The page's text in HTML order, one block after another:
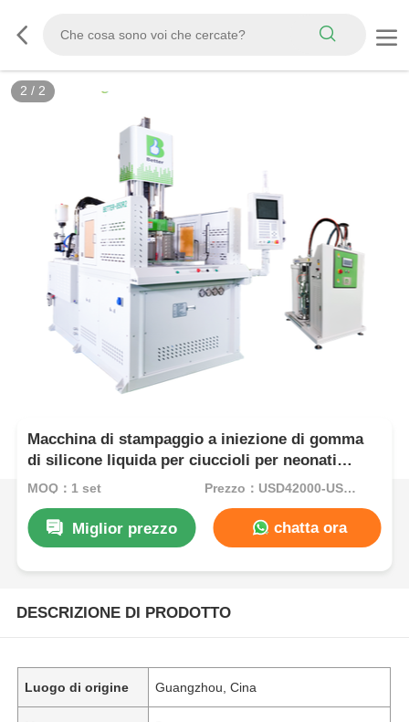
2 / 2
Macchina di stampaggio a iniezione di gomma
di silicone liquida per ciuccioli per neonati
Ultra-soft
MOQ：1 set Prezzo：USD42000-USD82000per set
Miglior prezzo chatta ora
DESCRIZIONE DI PRODOTTO
Luogo di origine Guangzhou, Cina